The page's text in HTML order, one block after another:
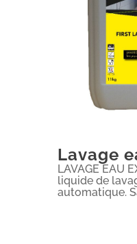
Lavage
LAVAGE EAU
liquide de
automatique.